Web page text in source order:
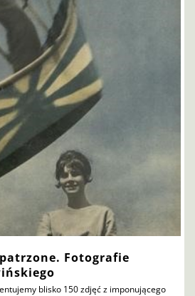
Fotografie
blisko 150 zdjęć z imponującego